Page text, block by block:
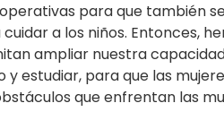
para que también
a los niños. Entonces,
ampliar nuestra
estudiar, para que las
que enfrentan las